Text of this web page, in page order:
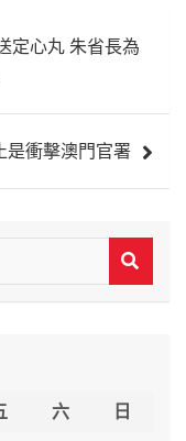
定心丸 朱省長為
是衝擊澳門官署
六 日